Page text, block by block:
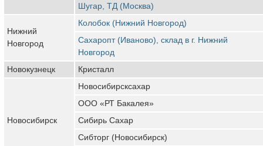
Шугар, ТД (Москва)
Нижний
Новгород
Колобок (Нижний Новгород)
Сахаропт (Иваново), склад в г. Нижний
Новгород
Новокузнецк
Кристалл
Новосибирск
Новосибирсксахар
ООО «РТ Бакалея»
Сибирь Сахар
Сибторг (Новосибирск)